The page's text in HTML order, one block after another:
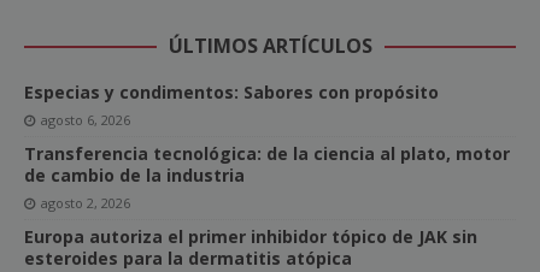
ÚLTIMOS ARTÍCULOS
Especias y condimentos: Sabores con propósito
agosto 6, 2026
Transferencia tecnológica: de la ciencia al plato, motor
de cambio de la industria
agosto 2, 2026
Europa autoriza el primer inhibidor tópico de JAK sin
esteroides para la dermatitis atópica